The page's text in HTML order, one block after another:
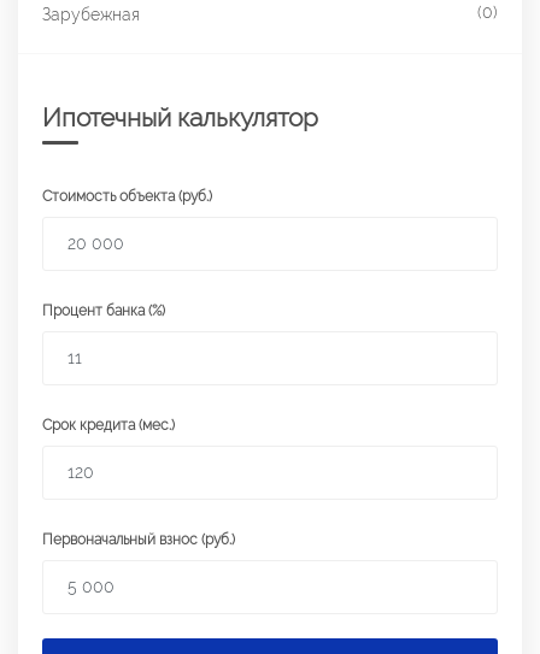
Зарубежная (0)
Ипотечный калькулятор
Стоимость объекта (руб.)
Процент банка (%)
Срок кредита (мес.)
Первоначальный взнос (руб.)